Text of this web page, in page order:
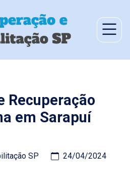
Recuperação
em Sarapuí
SP 24/04/2024